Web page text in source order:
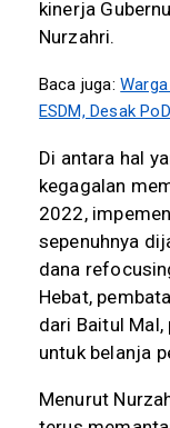
kinerja
Nurzahri.
Baca juga:
ESDM, Desak
Di antara hal
kegagalan
2022,
sepenuhnya
dana
Hebat,
dari Baitul Mal,
untuk belanja
Menurut